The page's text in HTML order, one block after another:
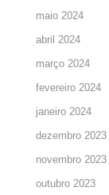
maio 2024
abril 2024
março 2024
fevereiro 2024
janeiro 2024
dezembro 2023
novembro 2023
outubro 2023